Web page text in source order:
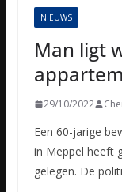
NIEUWS
Man ligt
29/10/2022
Een 60-jarige
in Meppel heeft
gelegen. De